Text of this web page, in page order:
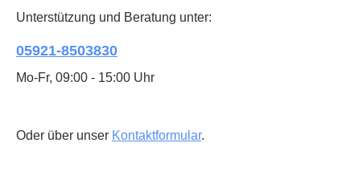
Unterstützung und Beratung unter:
05921-8503830
Mo-Fr, 09:00 - 15:00 Uhr
Oder über unser Kontaktformular.